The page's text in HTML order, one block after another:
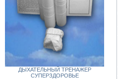
ДЫХАТЕЛЬНЫЙ ТРЕНАЖЕР
СУПЕРЗДОРОВЬЕ